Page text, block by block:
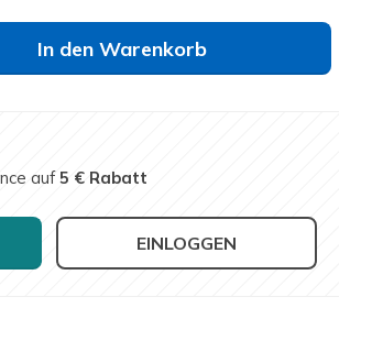
In den Warenkorb
auf5 € Rabatt
EINLOGGEN